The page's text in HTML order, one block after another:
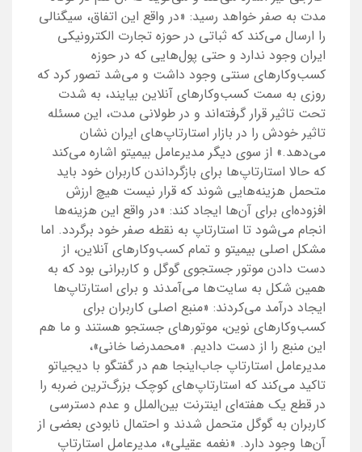
مدت به صفر خواهد رسید: «در واقع این اتفاق، سیگنالی
را ارسال می‌کند که ثباتی در حوزه تجارت الکترونیکی
ایران وجود ندارد و حتی پول‌هایی که در حوزه
کسب‌وکارهای سنتی وجود داشت و می‌شد تصور کرد که
روزی به سمت کسب‌وکارهای آنلاین بیایند، به شدت
تحت تاثیر قرار گرفته‌اند و در طولانی مدت، این مسئله
تاثیر خودش را در بازار استارتاپ‌های ایران نشان
می‌دهد.» از سوی دیگر مدیرعامل بیمیتو اشاره می‌کند
که حالا استارتاپ‌ها برای بازگرداندن کاربران خود باید
متحمل هزینه‌هایی شوند که قرار نیست هیچ ارزش
افزوده‌ای برای آن‌ها ایجاد کند: «در واقع این هزینه‌ها
انجام می‌شود تا استارتاپ به نقطه صفر خود برگردد. اما
مشکل اصلی بیمیتو و تمام کسب‌وکارهای آنلاین، از
دست دادن موتور جستجوی گوگل و کاربرانی بود که به
همین شکل به سایت‌ها می‌آمدند و برای استارتاپ‌ها
ایجاد درآمد می‌کردند: «منبع اصلی کاربران برای
کسب‌وکارهای نوین، موتورهای جستجو هستند و ما هم
این منبع را از دست دادیم. «محمدرضا خانی»،
مدیرعامل استارتاپ جاب‌اینجا هم در گفتگو با دیجیاتو
تاکید می‌کند که استارتاپ‌های کوچک بزرگ‌ترین ضربه را
در قطع یک هفته‌ای اینترنت بین‌الملل و عدم دسترسی
کاربران به گوگل متحمل شدند و احتمال نابودی بعضی از
آن‌ها وجود دارد. «نغمه عقیلی»، مدیرعامل استارتاپ